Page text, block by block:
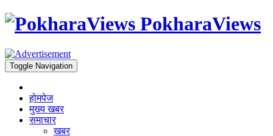
PokharaViews
Toggle Navigation
होमपेज
मुख्य खबर
समाचार
खबर